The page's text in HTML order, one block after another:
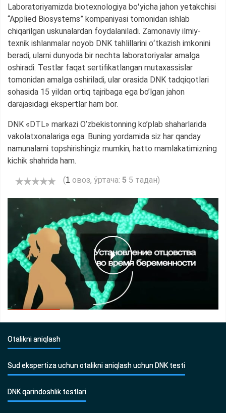
Laboratoriyamizda biotexnologiya boʻyicha jahon yetakchisi
“Applied Biosystems” kompaniyasi tomonidan ishlab
chiqarilgan uskunalardan foydalaniladi. Zamonaviy ilmiy-
texnik ishlanmalar noyob DNK tahlillarini oʻtkazish imkonini
beradi, ularni dunyoda bir nechta laboratoriyalar amalga
oshiradi. Testlar faqat sertifikatlangan mutaxassislar
tomonidan amalga oshiriladi, ular orasida DNK tadqiqotlari
sohasida 15 yildan ortiq tajribaga ega bo’lgan jahon
darajasidagi ekspertlar ham bor.
DNK «DTL» markazi O’zbekistonning ko’plab shaharlarida
vakolatxonalariga ega. Buning yordamida siz har qanday
namunalarni topshirishingiz mumkin, hatto mamlakatimizning
kichik shahrida ham.
(1 овоз, ўртача: 5 5 тадан)
Otalikni aniqlash
Sud ekspertiza uchun otalikni aniqlash uchun DNK testi
DNK qarindoshlik testlari